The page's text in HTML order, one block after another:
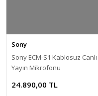
Sony
Sony ECM-S1 Kablosuz Canlı
Yayın Mikrofonu
24.890,00 TL